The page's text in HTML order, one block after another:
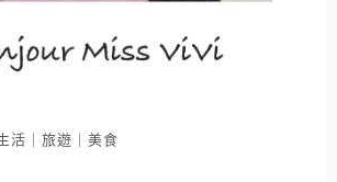
活｜旅遊｜美食